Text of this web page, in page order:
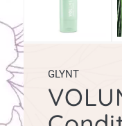
GLYNT